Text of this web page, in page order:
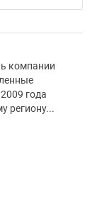
компании
года
региону...